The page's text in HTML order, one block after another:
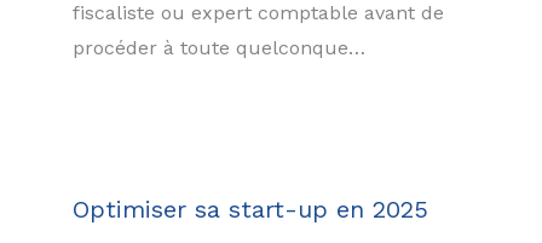
fiscaliste ou expert comptable avant de
procéder à toute quelconque…
Optimiser sa start-up en 2025